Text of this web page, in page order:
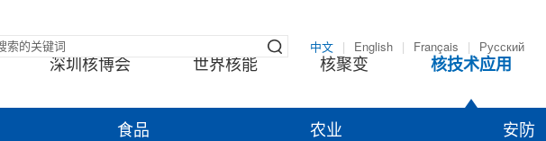
中文 English Français Русский
深圳核博会 世界核能 核聚变 核技术应用
食品 农业 安防